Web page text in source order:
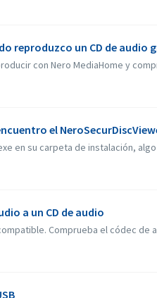
reproduzco un CD de audio
con Nero MediaHome y
el
en su carpeta de instalación,
a un CD de audio
Comprueba el códec